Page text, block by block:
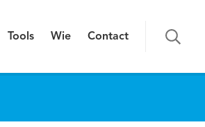
Tools Wie Contact